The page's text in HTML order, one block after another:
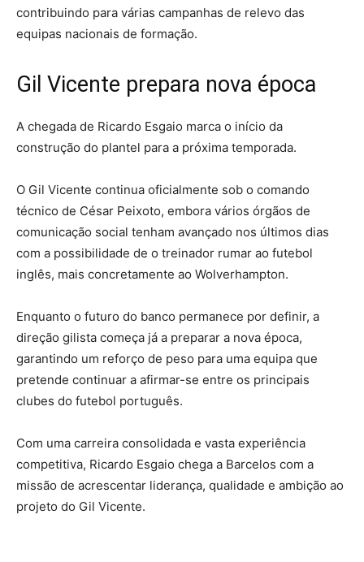
contribuindo para várias campanhas de relevo das
equipas nacionais de formação.
Gil Vicente prepara nova época
A chegada de Ricardo Esgaio marca o início da
construção do plantel para a próxima temporada.
O Gil Vicente continua oficialmente sob o comando
técnico de César Peixoto, embora vários órgãos de
comunicação social tenham avançado nos últimos dias
com a possibilidade de o treinador rumar ao futebol
inglês, mais concretamente ao Wolverhampton.
Enquanto o futuro do banco permanece por definir, a
direção gilista começa já a preparar a nova época,
garantindo um reforço de peso para uma equipa que
pretende continuar a afirmar-se entre os principais
clubes do futebol português.
Com uma carreira consolidada e vasta experiência
competitiva, Ricardo Esgaio chega a Barcelos com a
missão de acrescentar liderança, qualidade e ambição ao
projeto do Gil Vicente.